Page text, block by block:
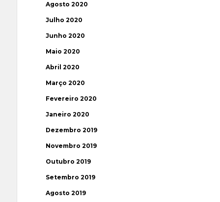
Agosto 2020
Julho 2020
Junho 2020
Maio 2020
Abril 2020
Março 2020
Fevereiro 2020
Janeiro 2020
Dezembro 2019
Novembro 2019
Outubro 2019
Setembro 2019
Agosto 2019